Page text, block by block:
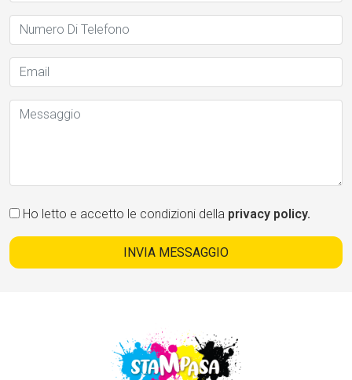
Ho letto e accetto le condizioni della privacy policy.
INVIA MESSAGGIO